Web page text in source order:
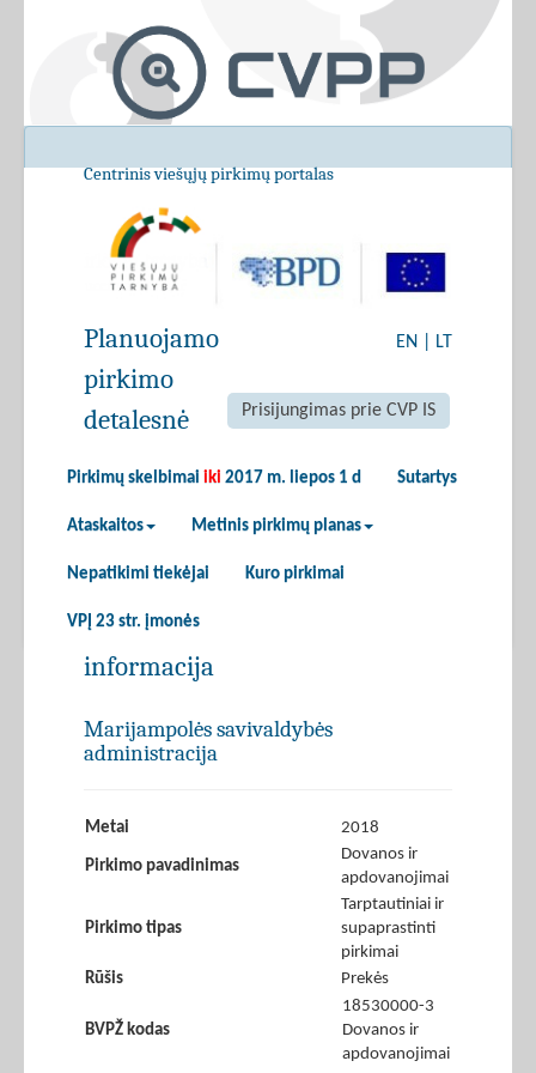
Centrinis viešųjų pirkimų portalas
EN LT
Prisijungimas prie CVP IS
Pirkimų skelbimai iki 2017 m. liepos 1 d Sutartys
Ataskaitos Metinis pirkimų planas
Nepatikimi tiekėjai Kuro pirkimai
VPĮ 23 str. įmonės
Planuojamo
pirkimo
detalesnė
informacija
Marijampolės savivaldybės
administracija
Metai 2018
Pirkimo pavadinimas
Dovanos ir
apdovanojimai
Pirkimo tipas
Tarptautiniai ir
supaprastinti
pirkimai
Rūšis
Prekės
BVPŽ kodas
18530000-3
Dovanos ir
apdovanojimai